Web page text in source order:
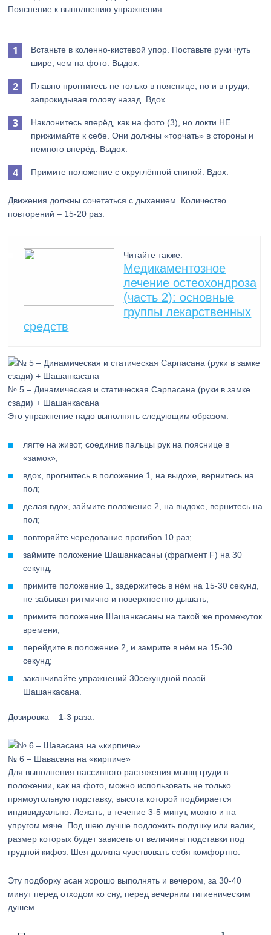
Пояснение к выполнению упражнения:
Встаньте в коленно-кистевой упор. Поставьте руки чуть
шире, чем на фото. Выдох.
Плавно прогнитесь не только в пояснице, но и в груди,
запрокидывая голову назад. Вдох.
Наклонитесь вперёд, как на фото (3), но локти НЕ
прижимайте к себе. Они должны «торчать» в стороны и
немного вперёд. Выдох.
Примите положение с округлённой спиной. Вдох.
Движения должны сочетаться с дыханием. Количество
повторений – 15-20 раз.
Читайте также:
Медикаментозное
лечение остеохондроза
(часть 2): основные
группы лекарственных
средств
№ 5 – Динамическая и статическая Сарпасана (руки в замке
сзади) + Шашанкасана
Это упражнение надо выполнять следующим образом:
лягте на живот, соединив пальцы рук на пояснице в
«замок»;
вдох, прогнитесь в положение 1, на выдохе, вернитесь на
пол;
делая вдох, займите положение 2, на выдохе, вернитесь на
пол;
повторяйте чередование прогибов 10 раз;
займите положение Шашанкасаны (фрагмент F) на 30
секунд;
примите положение 1, задержитесь в нём на 15-30 секунд,
не забывая ритмично и поверхностно дышать;
примите положение Шашанкасаны на такой же промежуток
времени;
перейдите в положение 2, и замрите в нём на 15-30
секунд;
заканчивайте упражнений 30секундной позой
Шашанкасана.
Дозировка – 1-3 раза.
№ 6 – Шавасана на «кирпиче»
Для выполнения пассивного растяжения мышц груди в
положении, как на фото, можно использовать не только
прямоугольную подставку, высота которой подбирается
индивидуально. Лежать, в течение 3-5 минут, можно и на
упругом мяче. Под шею лучше подложить подушку или валик,
размер которых будет зависеть от величины подставки под
грудной кифоз. Шея должна чувствовать себя комфортно.
Эту подборку асан хорошо выполнять и вечером, за 30-40
минут перед отходом ко сну, перед вечерним гигиеническим
душем.